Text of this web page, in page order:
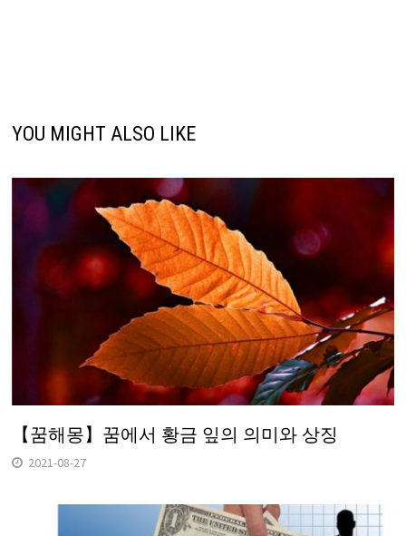
YOU MIGHT ALSO LIKE
【꿈해몽】꿈에서 황금 잎의 의미와 상징
2021-08-27